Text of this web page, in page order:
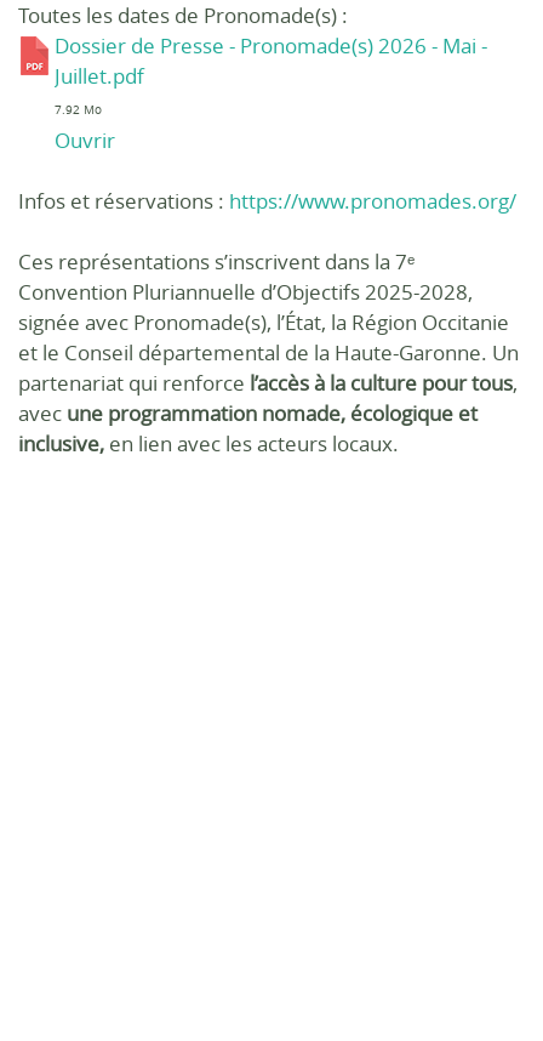
Toutes les dates de Pronomade(s) :
Dossier de Presse - Pronomade(s) 2026 - Mai -
Juillet.pdf
7.92 Mo
Ouvrir
Infos et réservations : https://www.pronomades.org/
Ces représentations s’inscrivent dans la 7ᵉ
Convention Pluriannuelle d’Objectifs 2025-2028,
signée avec Pronomade(s), l’État, la Région Occitanie
et le Conseil départemental de la Haute-Garonne. Un
partenariat qui renforce l’accès à la culture pour tous,
avec une programmation nomade, écologique et
inclusive, en lien avec les acteurs locaux.